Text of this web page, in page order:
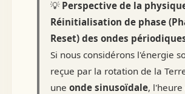
💡 Perspective de la
Réinitialisation de phase
Reset) des ondes
Si nous considérons l'énergie
reçue par la rotation de la
une onde sinusoïdale, l'heure